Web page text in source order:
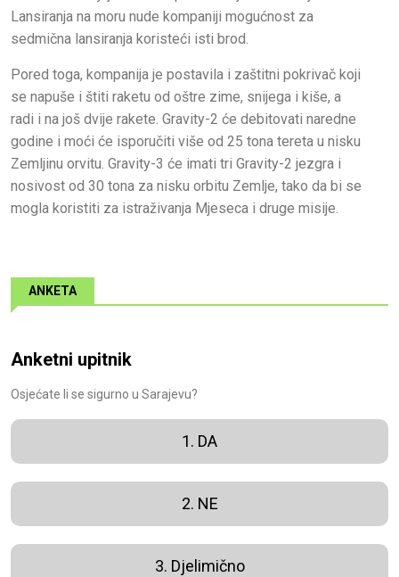
Lansiranja na moru nude kompaniji mogućnost za
sedmična lansiranja koristeći isti brod.
Pored toga, kompanija je postavila i zaštitni pokrivač koji
se napuše i štiti raketu od oštre zime, snijega i kiše, a
radi i na još dvije rakete. Gravity-2 će debitovati naredne
godine i moći će isporučiti više od 25 tona tereta u nisku
Zemljinu orvitu. Gravity-3 će imati tri Gravity-2 jezgra i
nosivost od 30 tona za nisku orbitu Zemlje, tako da bi se
mogla koristiti za istraživanja Mjeseca i druge misije.
ANKETA
Anketni upitnik
Osjećate li se sigurno u Sarajevu?
1. DA
2. NE
3. Djelimično